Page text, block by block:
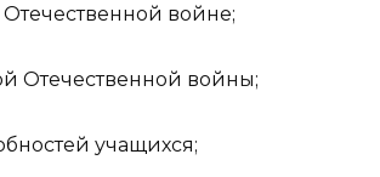
войне;
Отечественной войны;
учащихся;